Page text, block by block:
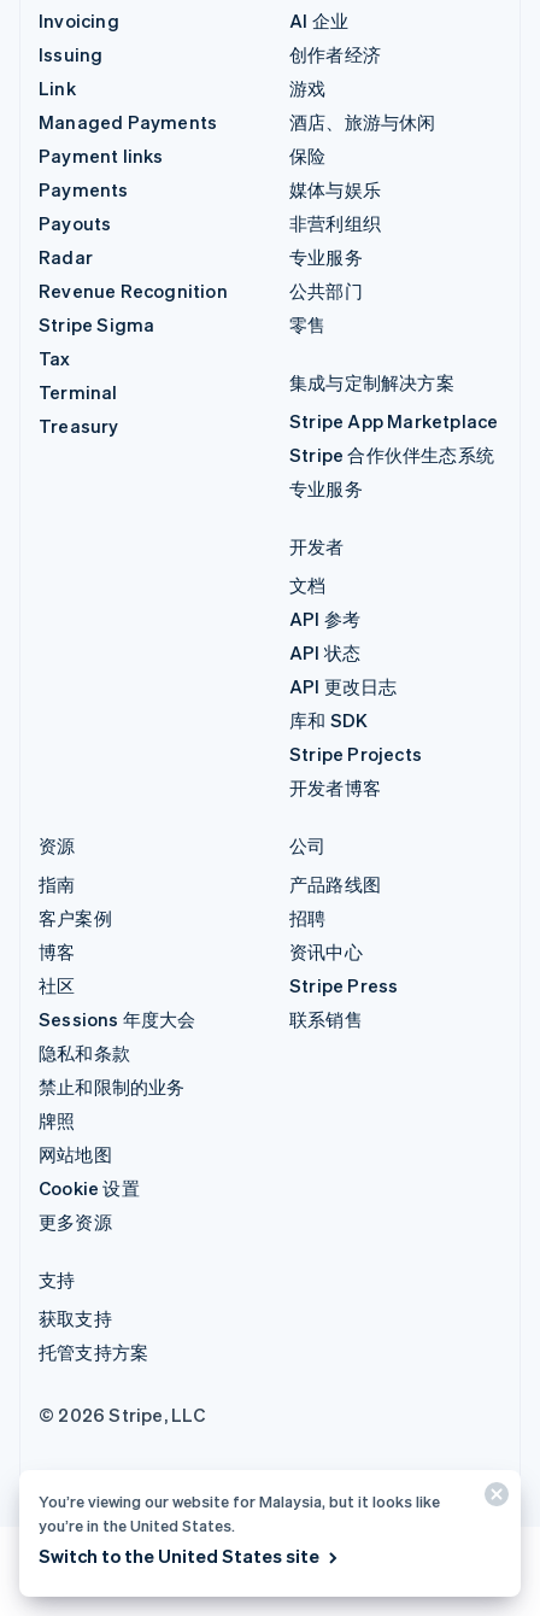
Invoicing
Issuing
Link
Managed Payments
Payment links
Payments
Payouts
Radar
Revenue Recognition
Stripe Sigma
Tax
Terminal
Treasury
AI 企业
创作者经济
游戏
酒店、旅游与休闲
保险
媒体与娱乐
非营利组织
专业服务
公共部门
零售
集成与定制解决方案
Stripe App Marketplace
Stripe 合作伙伴生态系统
专业服务
开发者
文档
API 参考
API 状态
API 更改日志
库和 SDK
Stripe Projects
开发者博客
资源
指南
客户案例
博客
社区
Sessions 年度大会
隐私和条款
禁止和限制的业务
牌照
网站地图
Cookie 设置
更多资源
公司
产品路线图
招聘
资讯中心
Stripe Press
联系销售
支持
获取支持
托管支持方案
© 2026 Stripe, LLC
You’re viewing our website for Malaysia, but it looks like
you’re in the United States.
Switch to the United States site